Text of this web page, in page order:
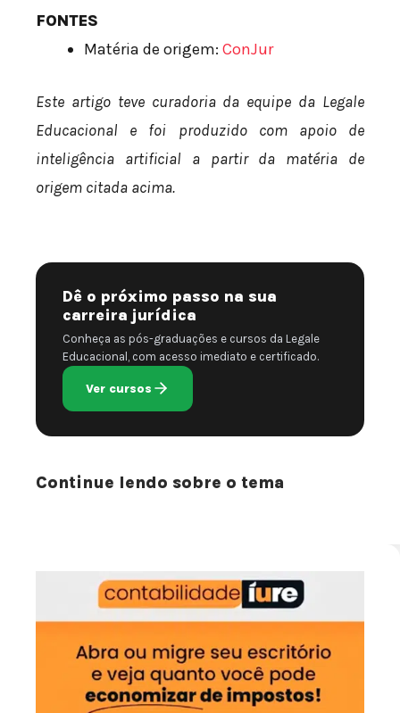
FONTES
Matéria de origem: ConJur
Este artigo teve curadoria da equipe da Legale
Educacional e foi produzido com apoio de
inteligência artificial a partir da matéria de
origem citada acima.
Dê o próximo passo na sua
carreira jurídica
Conheça as pós-graduações e cursos da Legale
Educacional, com acesso imediato e certificado.
Ver cursos
Continue lendo sobre o tema